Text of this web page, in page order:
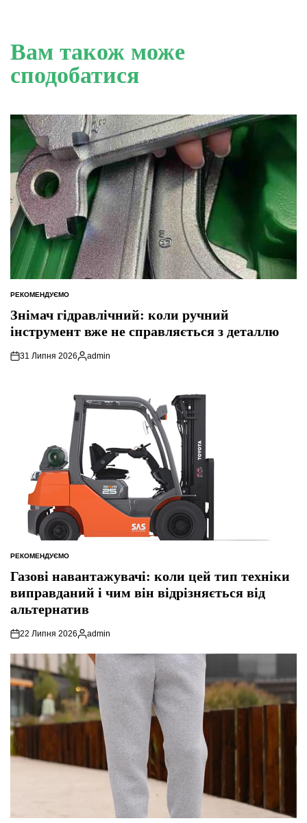
Вам також може
сподобатися
ОПУБЛІКУВАТИ
У
РЕКОМЕНДУЄМО
Знімач гідравлічний: коли ручний
інструмент вже не справляється з деталлю
31 Липня 2026
Опубліковано
admin
ОПУБЛІКУВАТИ
У
РЕКОМЕНДУЄМО
Газові навантажувачі: коли цей тип техніки
виправданий і чим він відрізняється від
альтернатив
22 Липня 2026
Опубліковано
admin